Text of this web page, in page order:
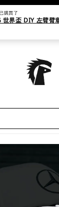
刷卡｜皆開立
購買了
世界盃 DIY 左臂臂